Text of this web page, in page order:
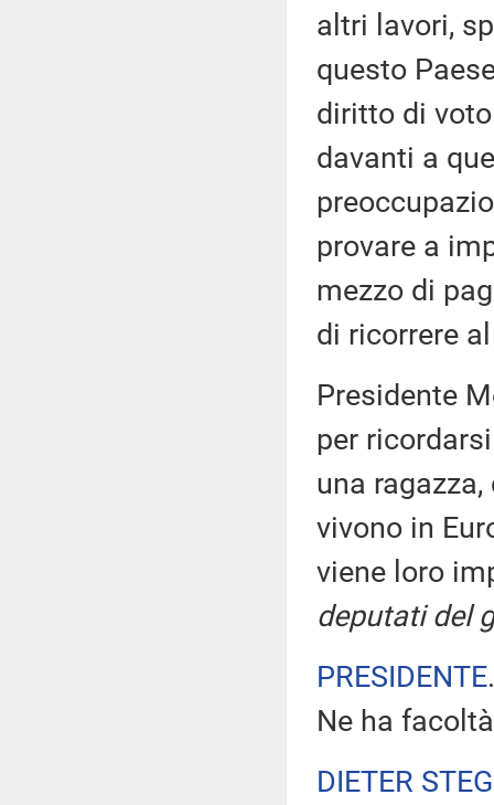
altri lavori,
questo
diritto di
davanti a
provare a
mezzo di
di ricorrere
Presidente
per
una
vivono in
viene loro
deputati del
PRESIDENTE
Ne ha
DIETER